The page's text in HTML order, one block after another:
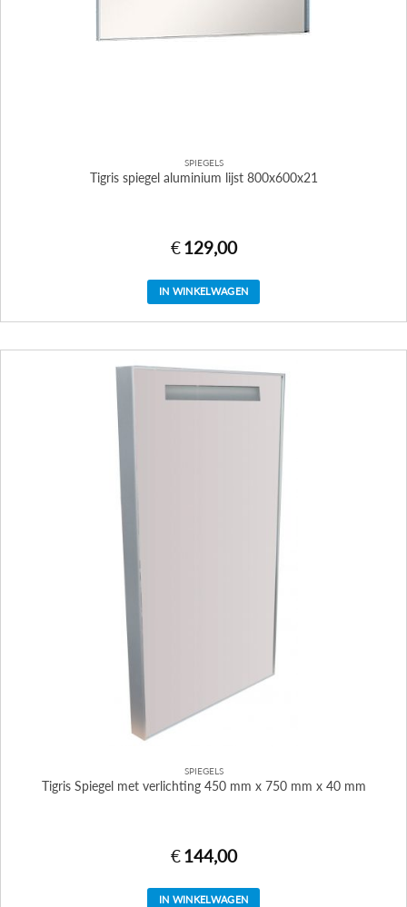
SPIEGELS
Tigris spiegel aluminium lijst 800x600x21
€ 129,00
IN WINKELWAGEN
SPIEGELS
Tigris Spiegel met verlichting 450 mm x 750 mm x 40 mm
€ 144,00
IN WINKELWAGEN